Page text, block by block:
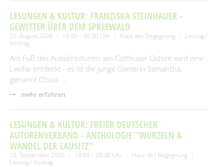
LESUNGEN & KULTUR: FRANZISKA STEINHAUER -
GEWITTER ÜBER DEM SPREEWALD
21. August 2026 19:00 – 20:30 Uhr Haus der Begegnung
Lesung /
Vortrag
Am Fuß des Aussichtsturms am Cottbuser Ostsee wird eine
Leiche entdeckt - es ist die junge Gamerin Samantha,
genannt Cloud. …
mehr erfahren
LESUNGEN & KULTUR: FREIER DEUTSCHER
AUTORENVERBAND - ANTHOLOGIE "WURZELN &
WANDEL DER LAUSITZ"
25. September 2026 19:00 – 20:30 Uhr
Haus der Begegnung
Lesung / Vortrag